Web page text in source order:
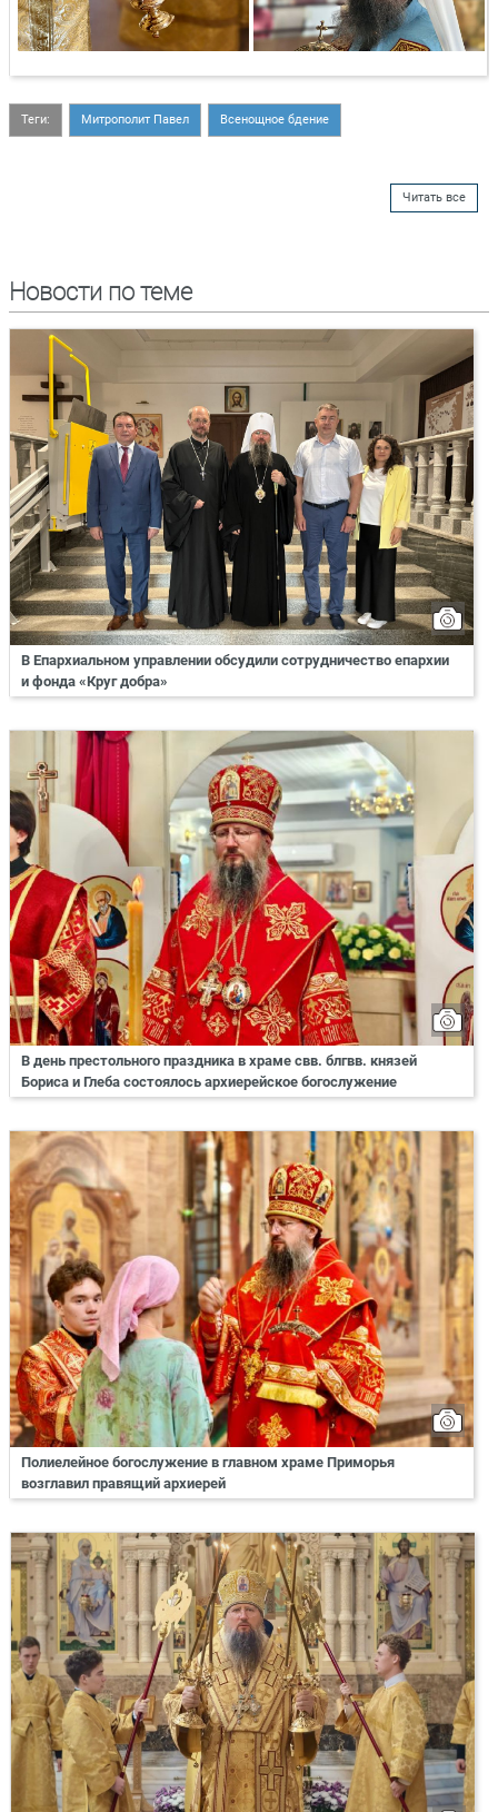
Теги: Митрополит Павел Всенощное бдение
Читать все
Новости по теме
В Епархиальном управлении обсудили сотрудничество епархии
и фонда «Круг добра»
В день престольного праздника в храме свв. блгвв. князей
Бориса и Глеба состоялось архиерейское богослужение
Полиелейное богослужение в главном храме Приморья
возглавил правящий архиерей